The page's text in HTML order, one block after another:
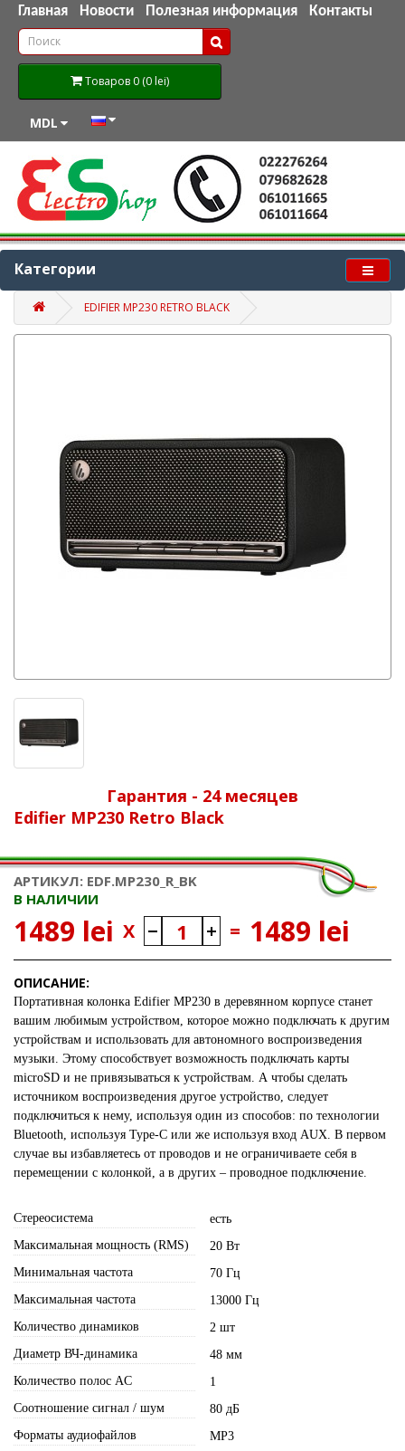
Главная Новости Полезная информация Контакты
Товаров 0 (0 lei)
MDL
Категории
EDIFIER MP230 RETRO BLACK
Гарантия - 24 месяцев
Edifier MP230 Retro Black
АРТИКУЛ: EDF.MP230_R_BK
В НАЛИЧИИ
1489 lei X = 1489 lei
ОПИСАНИЕ:
Портативная колонка Edifier MP230 в деревянном корпусе станет
вашим любимым устройством, которое можно подключать к другим
устройствам и использовать для автономного воспроизведения
музыки. Этому способствует возможность подключать карты
microSD и не привязываться к устройствам. А чтобы сделать
источником воспроизведения другое устройство, следует
подключиться к нему, используя один из способов: по технологии
Bluetooth, используя Type-C или же используя вход AUX. В первом
случае вы избавляетесь от проводов и не ограничиваете себя в
перемещении с колонкой, а в других – проводное подключение.
Стереосистема
есть
Максимальная мощность (RMS)
20 Вт
Минимальная частота
70 Гц
Максимальная частота
13000 Гц
Количество динамиков
2 шт
Диаметр ВЧ-динамика
48 мм
Количество полос AC
1
Соотношение сигнал / шум
80 дБ
Форматы аудиофайлов
MP3